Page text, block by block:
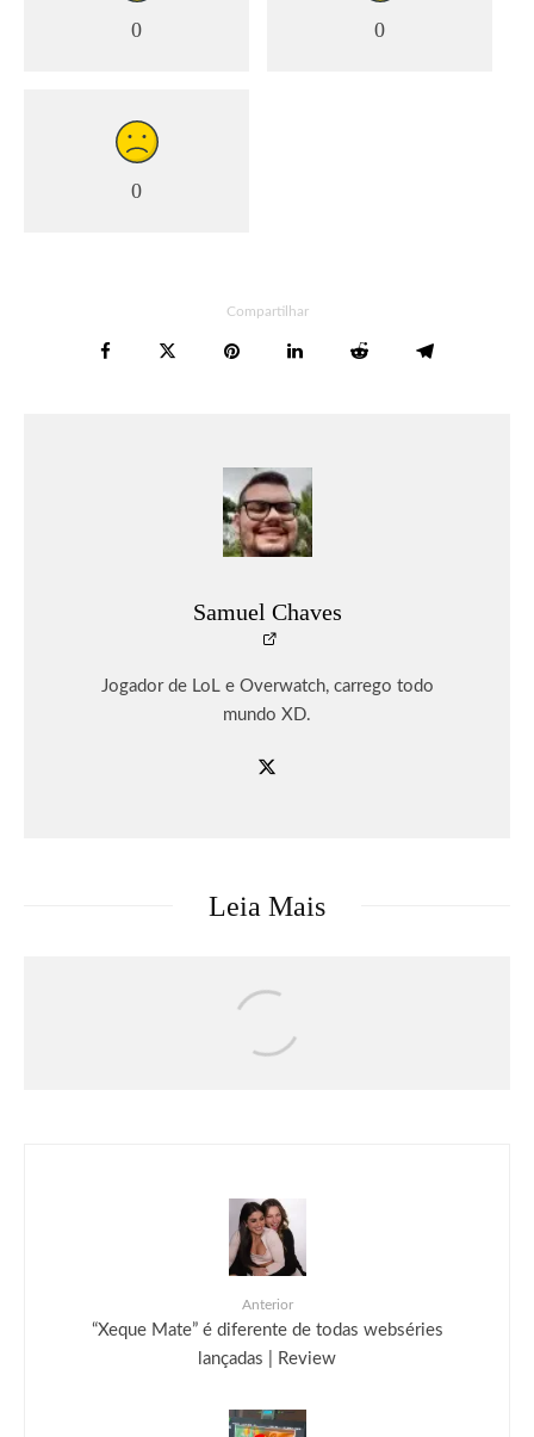
0 0
0
Compartilhar
Samuel Chaves
Jogador de LoL e Overwatch, carrego todo
mundo XD.
Leia Mais
Faltam 50 Dias: Com últimos ingressos
disponíveis para o dia 11 de setembro,
Rock in Rio se prepara para a grande
Anterior
“Xeque Mate” é diferente de todas webséries
lançadas | Review